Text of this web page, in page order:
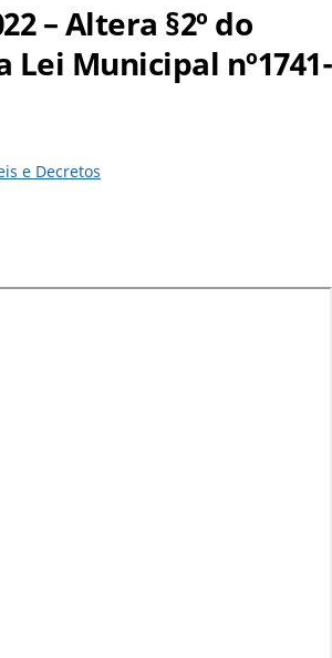
– Altera §2º do
Lei Municipal nº1741-
e Decretos